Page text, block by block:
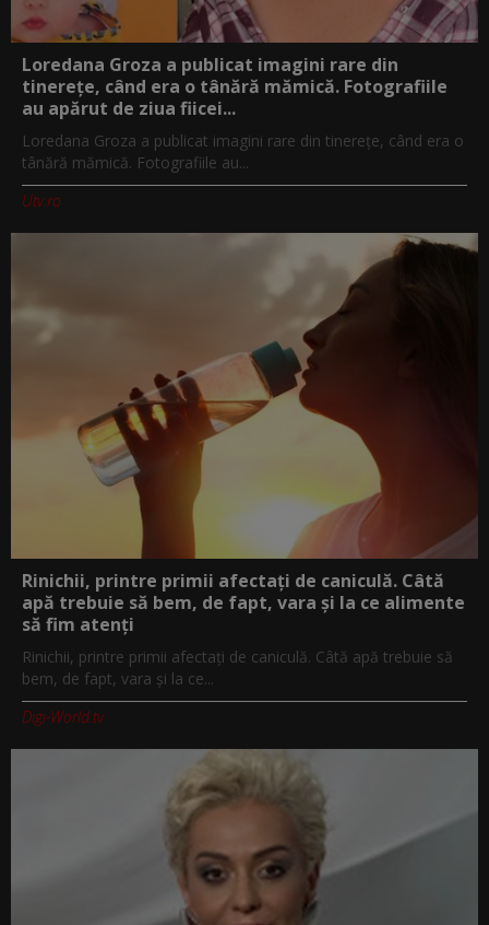
Loredana Groza a publicat imagini rare din
tinerețe, când era o tânără mămică. Fotografiile
au apărut de ziua fiicei...
Loredana Groza a publicat imagini rare din tinerețe, când era o
tânără mămică. Fotografiile au...
Utv.ro
Rinichii, printre primii afectați de caniculă. Câtă
apă trebuie să bem, de fapt, vara și la ce alimente
să fim atenți
Rinichii, printre primii afectați de caniculă. Câtă apă trebuie să
bem, de fapt, vara și la ce...
Digi-World.tv